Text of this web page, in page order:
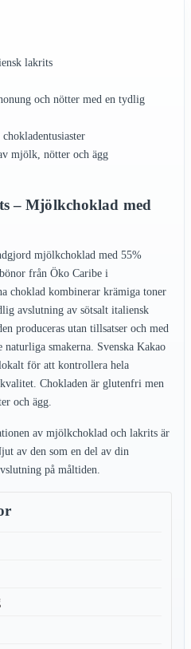
lakrits
och nötter med en tydlig
mjölk, nötter och ägg
– Mjölkchoklad med
mjölkchoklad med 55%
från Öko Caribe i
choklad kombinerar krämiga toner
avslutning av sötsalt italiensk
produceras utan tillsatser och med
smakerna. Svenska Kakao
för att kontrollera hela
kvalitet. Chokladen är glutenfri men
och ägg.
av mjölkchoklad och lakrits är
av den som en del av din
på måltiden.